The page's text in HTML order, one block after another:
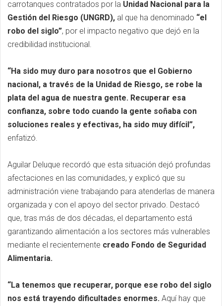
carrotanques contratados por la Unidad Nacional para la
Gestión del Riesgo (UNGRD), al que ha denominado “el
robo del siglo”, por el impacto negativo que dejó en la
credibilidad institucional.
“Ha sido muy duro para nosotros que el Gobierno
nacional, a través de la Unidad de Riesgo, se robe la
plata del agua de nuestra gente. Recuperar esa
confianza, sobre todo cuando la gente soñaba con
soluciones reales y efectivas, ha sido muy difícil”,
enfatizó.
Aguilar Deluque recordó que esta situación dejó profundas
afectaciones en las comunidades, y explicó que su
administración viene trabajando para atenderlas de manera
organizada y con el apoyo del sector privado. Destacó
que, tras más de dos décadas, el departamento está
garantizando alimentación a los sectores más vulnerables
mediante el recientemente creado Fondo de Seguridad
Alimentaria.
“La tenemos que recuperar, porque ese robo del siglo
nos está trayendo dificultades enormes. Aquí hay que